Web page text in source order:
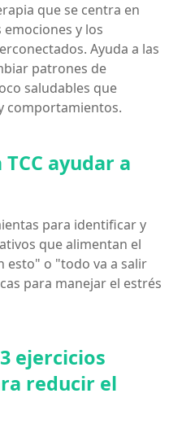
que se centra en
y los
Ayuda a las
patrones de
saludables que
comportamientos.
ayudar a
para identificar y
que alimentan el
esto" o "todo va a salir
para manejar el estrés
ejercicios
reducir el